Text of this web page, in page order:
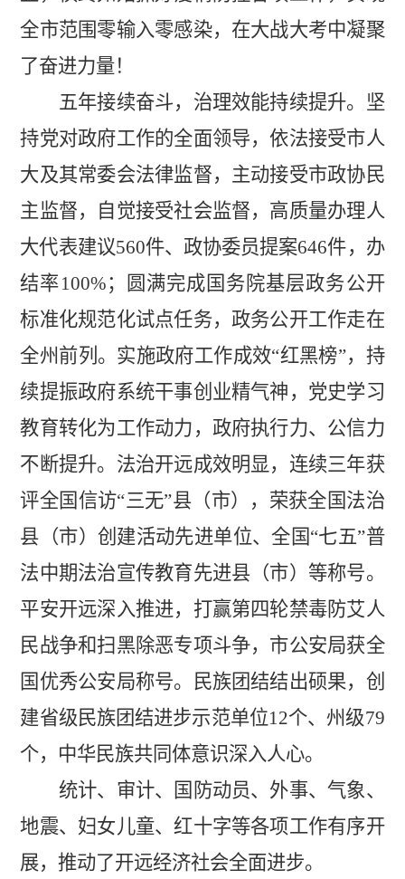
全市范围零输入零感染，在大战大考中凝聚
了奋进力量！
五年接续奋斗，治理效能持续提升。 坚
持党对政府工作的全面领导，依法接受市人
大及其常委会法律监督，主动接受市政协民
主监督，自觉接受社会监督，高质量办理人
大代表建议560件、政协委员提案646件，办
结率100%；圆满完成国务院基层政务公开
标准化规范化试点任务，政务公开工作走在
全州前列。实施政府工作成效“红黑榜”，持
续提振政府系统干事创业精气神，党史学习
教育转化为工作动力，政府执行力、公信力
不断提升。法治开远成效明显，连续三年获
评全国信访“三无”县（市），荣获全国法治
县（市）创建活动先进单位、全国“七五”普
法中期法治宣传教育先进县（市）等称号。
平安开远深入推进，打赢第四轮禁毒防艾人
民战争和扫黑除恶专项斗争，市公安局获全
国优秀公安局称号。民族团结结出硕果，创
建省级民族团结进步示范单位12个、州级79
个，中华民族共同体意识深入人心。
统计、审计、国防动员、外事、气象、
地震、妇女儿童、红十字等各项工作有序开
展，推动了开远经济社会全面进步。